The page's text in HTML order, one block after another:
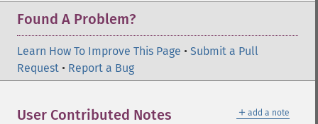
Found A Problem?
Learn How To Improve This Page • Submit a Pull
Request • Report a Bug
＋ add a note
User Contributed Notes